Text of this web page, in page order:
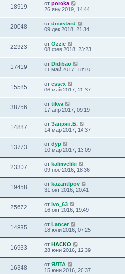
18919 от poroka
26 яну 2019, 14:44
20048 от dmastard
09 дек 2018, 21:34
22923 от Ozzie
08 фев 2018, 23:23
17419 от Didibao
11 май 2017, 18:10
15585 от essex
06 май 2017, 20:37
38756 от tikva
17 апр 2017, 09:19
14887 от Запрян.Б.
14 мар 2017, 14:37
13773 от dyp
10 мар 2017, 13:09
23307 от kalinveliki
09 ное 2016, 18:36
19458 от kazantipov
31 окт 2016, 20:41
25672 от ivo_63
16 окт 2016, 19:49
14835 от Lancer
18 юли 2016, 07:25
16933 от HACKO
28 юни 2016, 12:39
16348 от ЯЛТА
15 юни 2016, 20:37